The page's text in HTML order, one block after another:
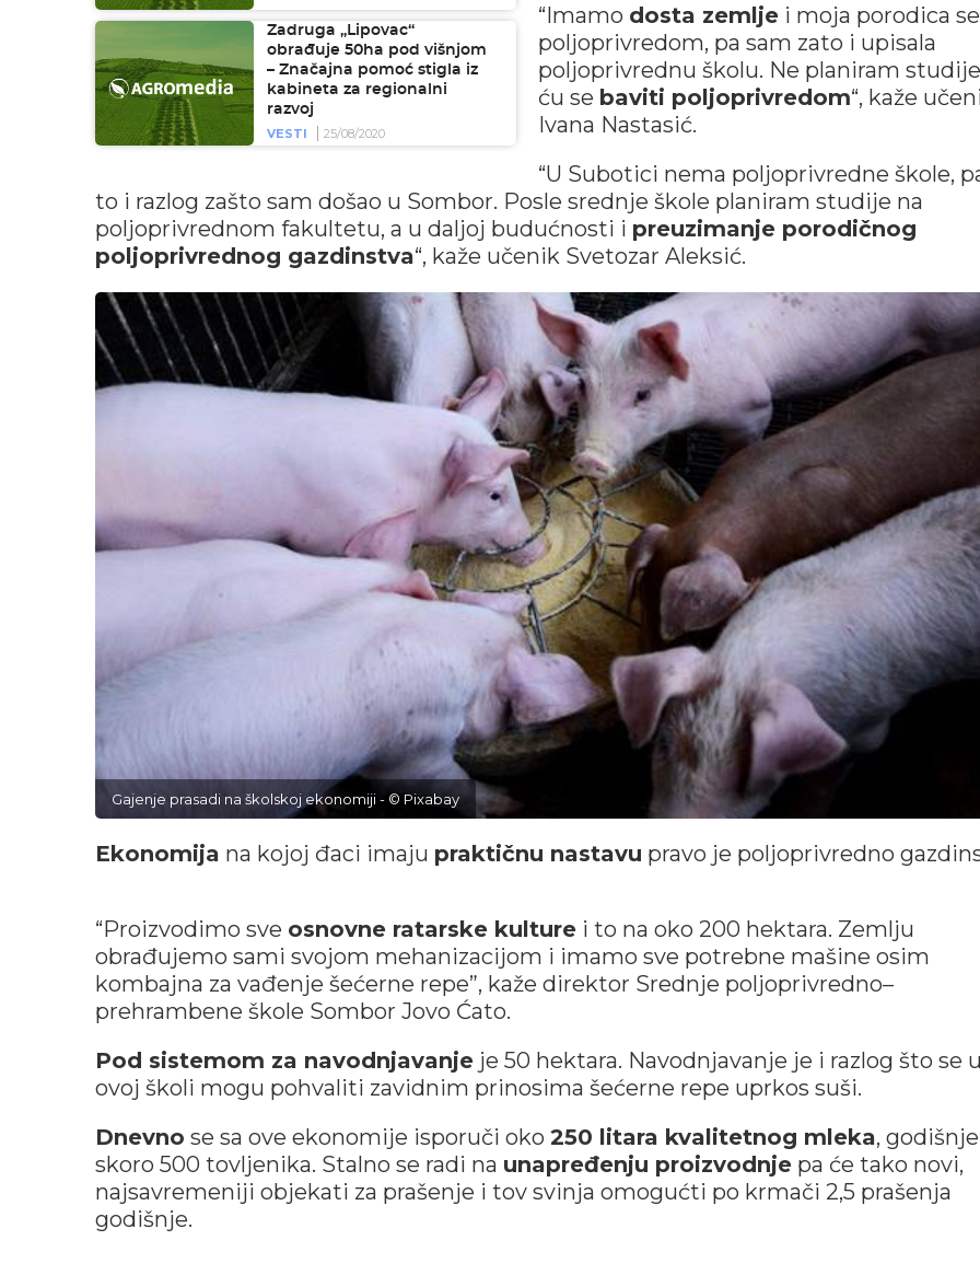
Zadruga „Lipovac“
obrađuje 50ha pod višnjom
– Značajna pomoć stigla iz
kabineta za regionalni
razvoj
VESTI
25/08/2020
“Imamo dosta zemljei moja porodica
poljoprivredom, pa sam zato i upisala
poljoprivrednu školu. Ne planiram
ću se baviti poljoprivredom“, kaže
Ivana Nastasić.
“U Subotici nema poljoprivredne škole,
to i razlog zašto sam došao u Sombor. Posle srednje škole planiram studije na
poljoprivrednom fakultetu, a u daljoj budućnosti i preuzimanje porodičnog
poljoprivrednog gazdinstva“, kaže učenik Svetozar Aleksić.
Gajenje prasadi na školskoj ekonomiji - © Pixabay
Ekonomija na kojoj đaci imaju praktičnu nastavu pravo je poljoprivredno
“Proizvodimo sve osnovne ratarske kulture i to na oko 200 hektara. Zemlju
obrađujemo sami svojom mehanizacijom i imamo sve potrebne mašine osim
kombajna za vađenje šećerne repe”, kaže direktor Srednje poljoprivredno–
prehrambene škole Sombor Jovo Ćato.
Pod sistemom za navodnjavanje je 50 hektara. Navodnjavanje je i razlog što se
ovoj školi mogu pohvaliti zavidnim prinosima šećerne repe uprkos suši.
Dnevno se sa ove ekonomije isporuči oko 250 litara kvalitetnog mleka, godišnje
skoro 500 tovljenika. Stalno se radi na unapređenju proizvodnje pa će tako novi,
najsavremeniji objekati za prašenje i tov svinja omogućti po krmači 2,5 prašenja
godišnje.